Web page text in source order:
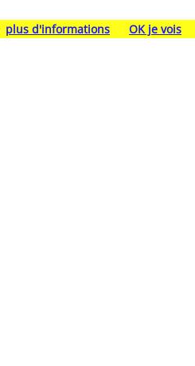
plus d'informations OK je vois